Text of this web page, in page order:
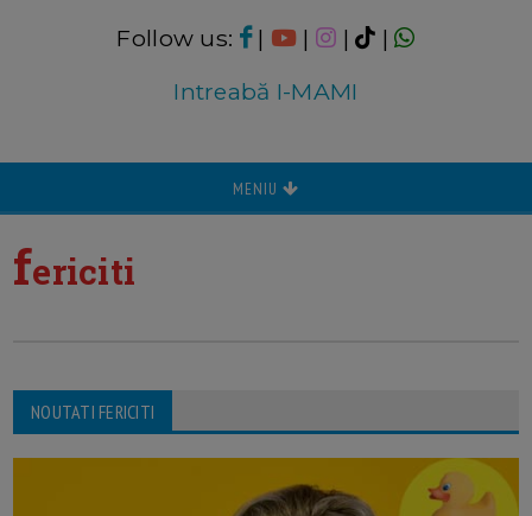
Follow us: | | |
|
Intreabă I-MAMI
MENIU
fericiti
NOUTATI FERICITI